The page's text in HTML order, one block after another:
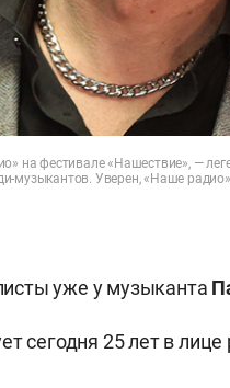
на фестивале «Нашествие», —
музыкантов. Уверен, «Наше
уже у музыканта
сегодня 25 лет в